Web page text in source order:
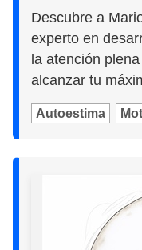
Descubre a
experto en
la atención
alcanzar tu
Autoestima